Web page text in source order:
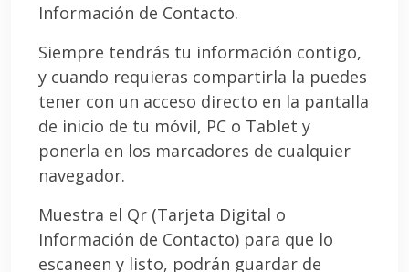
Información de Contacto.
Siempre tendrás tu información contigo,
y cuando requieras compartirla la puedes
tener con un acceso directo en la pantalla
de inicio de tu móvil, PC o Tablet y
ponerla en los marcadores de cualquier
navegador.
Muestra el Qr (Tarjeta Digital o
Información de Contacto) para que lo
escaneen y listo, podrán guardar de